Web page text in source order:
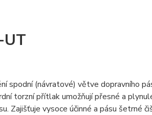
UT
spodní (návratové) větve dopravního
torzní přítlak umožňují přesné a
Zajišťuje vysoce účinné a pásu šetrné